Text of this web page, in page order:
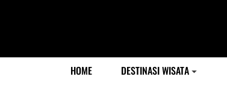
HOME DESTINASI WISATA